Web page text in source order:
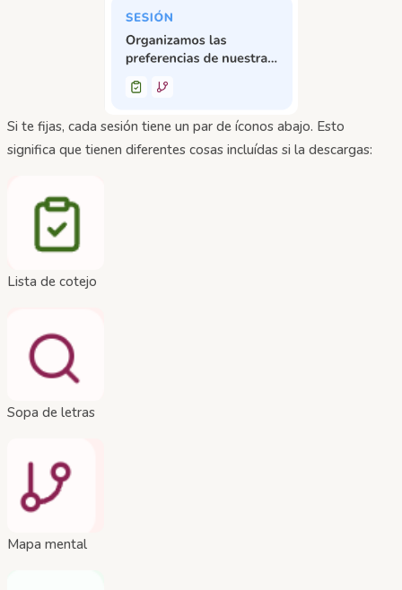
Si te fijas, cada sesión tiene un par de íconos abajo. Esto
significa que tienen diferentes cosas incluídas si la descargas:
Lista de cotejo
Sopa de letras
Mapa mental